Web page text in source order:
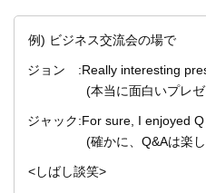
例) ビジネス交流会の場で
ジョン :Really interesting
(本当に面白いプレ
ジャック:For sure, I enjoyed Q
(確かに、Q&Aは楽
<しばし談笑>